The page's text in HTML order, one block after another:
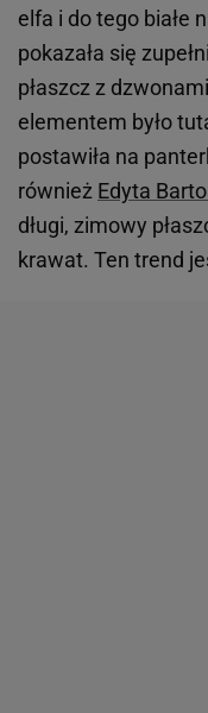
elfa i do tego białe
pokazała się
płaszcz z
elementem było
postawiła na
również Edyta
długi, zimowy
krawat. Ten trend